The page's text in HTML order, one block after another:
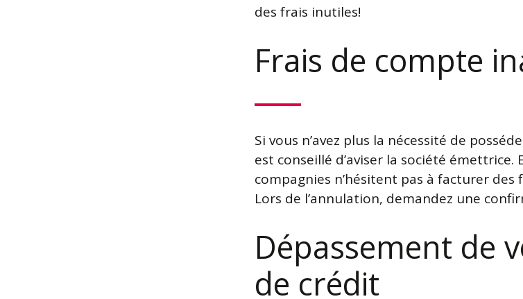
des frais inutiles!
Frais de compte
Si vous n’avez plus la nécessité de
est conseillé d’aviser la société émettrice.
compagnies n’hésitent pas à facturer
Lors de l’annulation, demandez une
Dépassement de
de crédit